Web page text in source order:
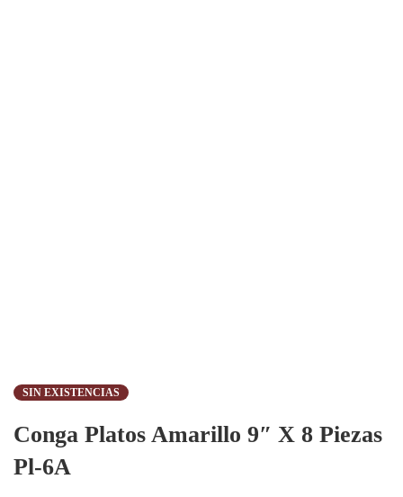
SIN EXISTENCIAS
Conga Platos Amarillo 9″ X 8 Piezas
Pl-6A